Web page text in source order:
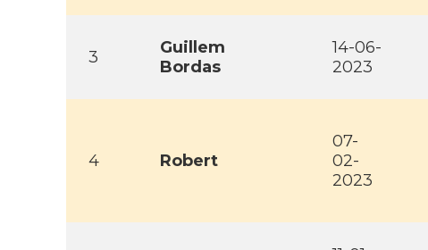
3
Guillem
Bordas
14-06-
2023
4 Robert
07-
02-
2023